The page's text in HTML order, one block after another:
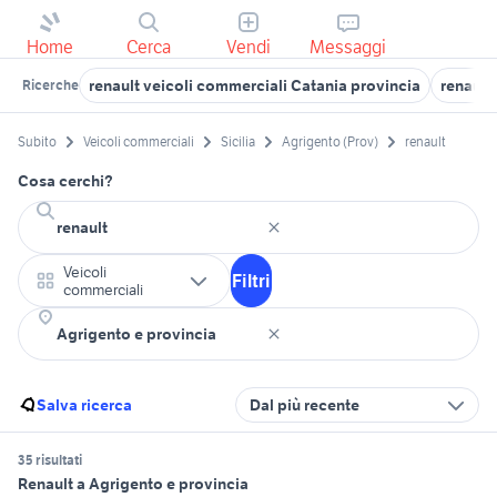
Home Cerca Vendi Messaggi
Ricerche renault veicoli commerciali Catania provincia renault
Subito Veicoli commerciali Sicilia Agrigento (Prov) renault
Cosa cerchi?
Veicoli
commerciali
Filtri
Salva ricerca Dal più recente
35 risultati
Renault a Agrigento e provincia